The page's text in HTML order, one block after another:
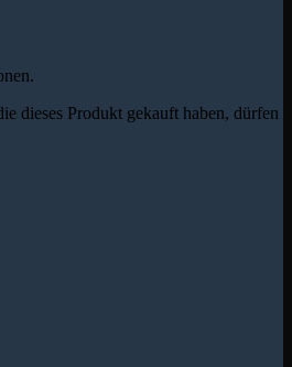
dieses Produkt gekauft haben, dürfen